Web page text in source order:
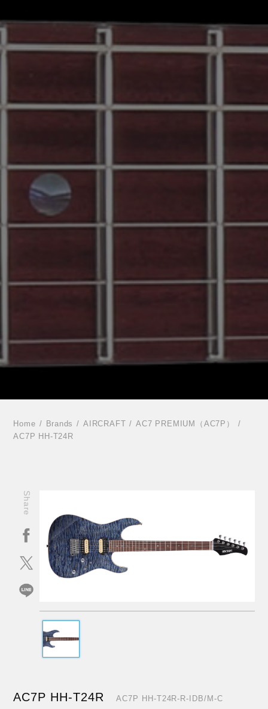
Home Brands AIRCRAFT
AC7 PREMIUM（AC7P）
AC7P HH-T24R
Share
AC7P HH-T24R AC7P HH-T24R-R-IDB/M-C